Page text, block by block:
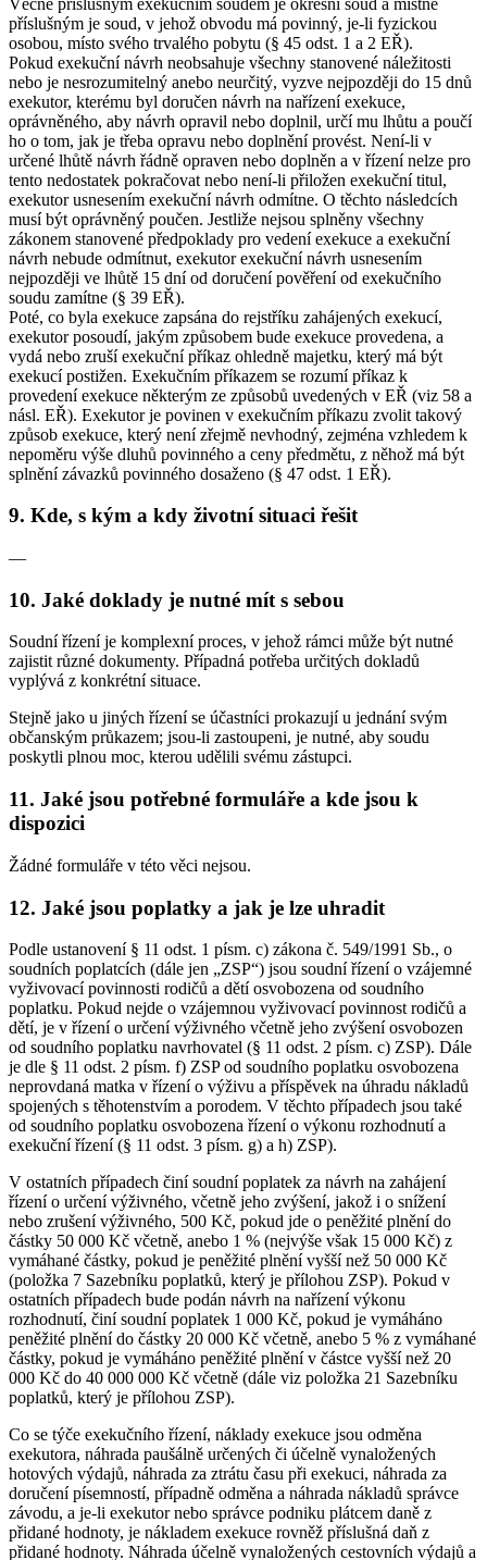
příslušným je soud, v jehož obvodu má povinný, je-li fyzickou
osobou, místo svého trvalého pobytu (§ 45 odst. 1 a 2 EŘ).
Pokud exekuční návrh neobsahuje všechny stanovené náležitosti
nebo je nesrozumitelný anebo neurčitý, vyzve nejpozději do 15 dnů
exekutor, kterému byl doručen návrh na nařízení exekuce,
oprávněného, aby návrh opravil nebo doplnil, určí mu lhůtu a poučí
ho o tom, jak je třeba opravu nebo doplnění provést. Není-li v
určené lhůtě návrh řádně opraven nebo doplněn a v řízení nelze pro
tento nedostatek pokračovat nebo není-li přiložen exekuční titul,
exekutor usnesením exekuční návrh odmítne. O těchto následcích
musí být oprávněný poučen. Jestliže nejsou splněny všechny
zákonem stanovené předpoklady pro vedení exekuce a exekuční
návrh nebude odmítnut, exekutor exekuční návrh usnesením
nejpozději ve lhůtě 15 dní od doručení pověření od exekučního
soudu zamítne (§ 39 EŘ).
Poté, co byla exekuce zapsána do rejstříku zahájených exekucí,
exekutor posoudí, jakým způsobem bude exekuce provedena, a
vydá nebo zruší exekuční příkaz ohledně majetku, který má být
exekucí postižen. Exekučním příkazem se rozumí příkaz k
provedení exekuce některým ze způsobů uvedených v EŘ (viz 58 a
násl. EŘ). Exekutor je povinen v exekučním příkazu zvolit takový
způsob exekuce, který není zřejmě nevhodný, zejména vzhledem k
nepoměru výše dluhů povinného a ceny předmětu, z něhož má být
splnění závazků povinného dosaženo (§ 47 odst. 1 EŘ).
9. Kde, s kým a kdy životní situaci řešit
—
10. Jaké doklady je nutné mít s sebou
Soudní řízení je komplexní proces, v jehož rámci může být nutné
zajistit různé dokumenty. Případná potřeba určitých dokladů
vyplývá z konkrétní situace.
Stejně jako u jiných řízení se účastníci prokazují u jednání svým
občanským průkazem; jsou-li zastoupeni, je nutné, aby soudu
poskytli plnou moc, kterou udělili svému zástupci.
11. Jaké jsou potřebné formuláře a kde jsou k
dispozici
Žádné formuláře v této věci nejsou.
12. Jaké jsou poplatky a jak je lze uhradit
Podle ustanovení § 11 odst. 1 písm. c) zákona č. 549/1991 Sb., o
soudních poplatcích (dále jen „ZSP“) jsou soudní řízení o vzájemné
vyživovací povinnosti rodičů a dětí osvobozena od soudního
poplatku. Pokud nejde o vzájemnou vyživovací povinnost rodičů a
dětí, je v řízení o určení výživného včetně jeho zvýšení osvobozen
od soudního poplatku navrhovatel (§ 11 odst. 2 písm. c) ZSP). Dále
je dle § 11 odst. 2 písm. f) ZSP od soudního poplatku osvobozena
neprovdaná matka v řízení o výživu a příspěvek na úhradu nákladů
spojených s těhotenstvím a porodem. V těchto případech jsou také
od soudního poplatku osvobozena řízení o výkonu rozhodnutí a
exekuční řízení (§ 11 odst. 3 písm. g) a h) ZSP).
V ostatních případech činí soudní poplatek za návrh na zahájení
řízení o určení výživného, včetně jeho zvýšení, jakož i o snížení
nebo zrušení výživného, 500 Kč, pokud jde o peněžité plnění do
částky 50 000 Kč včetně, anebo 1 % (nejvýše však 15 000 Kč) z
vymáhané částky, pokud je peněžité plnění vyšší než 50 000 Kč
(položka 7 Sazebníku poplatků, který je přílohou ZSP). Pokud v
ostatních případech bude podán návrh na nařízení výkonu
rozhodnutí, činí soudní poplatek 1 000 Kč, pokud je vymáháno
peněžité plnění do částky 20 000 Kč včetně, anebo 5 % z vymáhané
částky, pokud je vymáháno peněžité plnění v částce vyšší než 20
000 Kč do 40 000 000 Kč včetně (dále viz položka 21 Sazebníku
poplatků, který je přílohou ZSP).
Co se týče exekučního řízení, náklady exekuce jsou odměna
exekutora, náhrada paušálně určených či účelně vynaložených
hotových výdajů, náhrada za ztrátu času při exekuci, náhrada za
doručení písemností, případně odměna a náhrada nákladů správce
závodu, a je-li exekutor nebo správce podniku plátcem daně z
přidané hodnoty, je nákladem exekuce rovněž příslušná daň z
přidané hodnoty. Náhrada účelně vynaložených cestovních výdajů a